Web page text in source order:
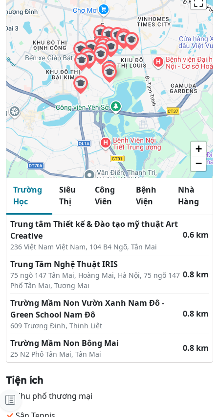
+
−
Trường
Học
Siêu
Thị
Công
Viên
Bệnh
Viện
Nhà
Hàng
Trung tâm Thiết kế & Đào tạo mỹ thuật Art
Creative
236 Việt Nam Việt Nam, 104 B4 Ngõ, Tân Mai
0.6 km
Trung Tâm Nghệ Thuật IRIS
75 ngõ 147 Tân Mai, Hoàng Mai, Hà Nội, 75 ngõ 147
Phố Tân Mai, Tương Mai
0.8 km
Trường Mầm Non Vườn Xanh Nam Đô -
Green School Nam Đô
609 Trương Định, Thịnh Liệt
0.8 km
Trường Mầm Non Bông Mai
25 N2 Phố Tân Mai, Tân Mai
0.8 km
609 Trương Định, Thịnh Liệt
Daisy nails centre
125 Hoàng Mai, Tân Mai
Tiện ích
Khu phố thương mại